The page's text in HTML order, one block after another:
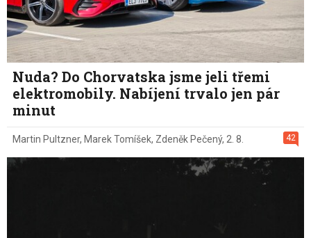
Nuda? Do Chorvatska jsme jeli třemi
elektromobily. Nabíjení trvalo jen pár
minut
42
Martin Pultzner, Marek Tomíšek, Zdeněk Pečený, 2. 8.